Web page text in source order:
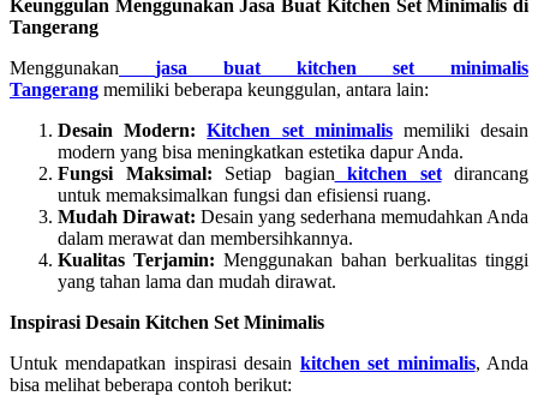
Keunggulan Menggunakan Jasa Buat Kitchen Set Minimalis di
Tangerang
Menggunakan
jasa buat kitchen set minimalis
Tangerang memiliki beberapa keunggulan, antara lain:
Desain Modern:
Kitchen set minimalismemiliki desain
modern yang bisa meningkatkan estetika dapur Anda.
Fungsi Maksimal: Setiap bagian kitchen set
dirancang
untuk memaksimalkan fungsi dan efisiensi ruang.
Mudah Dirawat: Desain yang sederhana memudahkan Anda
dalam merawat dan membersihkannya.
Kualitas Terjamin: Menggunakan bahan berkualitas tinggi
yang tahan lama dan mudah dirawat.
Inspirasi Desain Kitchen Set Minimalis
Untuk mendapatkan inspirasi desain kitchen set minimalis, Anda
bisa melihat beberapa contoh berikut: